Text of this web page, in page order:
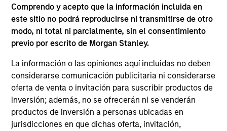
Comprendo y acepto que la información incluida en
este sitio no podrá reproducirse ni transmitirse de otro
modo, ni total ni parcialmente, sin el consentimiento
previo por escrito de Morgan Stanley.
La información o las opiniones aquí incluidas no deben
considerarse comunicación publicitaria ni considerarse
oferta de venta o invitación para suscribir productos de
inversión; además, no se ofrecerán ni se venderán
productos de inversión a personas ubicadas en
jurisdicciones en que dichas oferta, invitación,
ARTÍCULO
High Yield Market Monitor – Q2 2026